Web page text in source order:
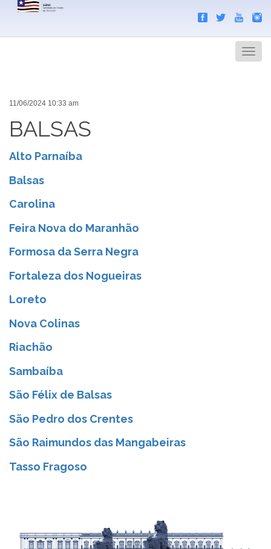
Menu
11/06/2024 10:33 am
BALSAS
Alto Parnaíba
Balsas
Carolina
Feira Nova do Maranhão
Formosa da Serra Negra
Fortaleza dos Nogueiras
Loreto
Nova Colinas
Riachão
Sambaíba
São Félix de Balsas
São Pedro dos Crentes
São Raimundos das Mangabeiras
Tasso Fragoso